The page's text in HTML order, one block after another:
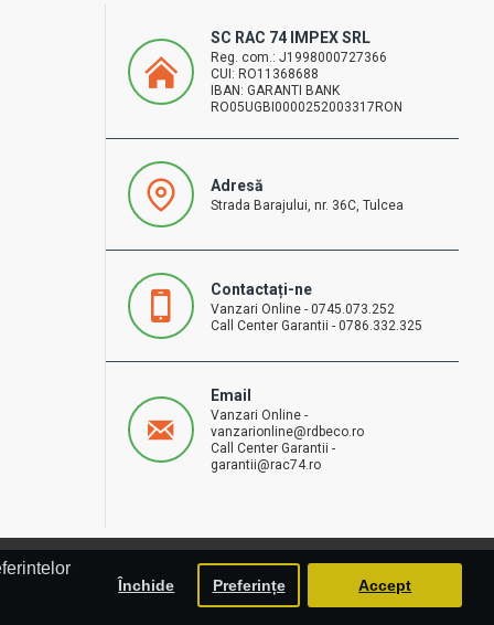
Închide Preferințe Accept
SC RAC 74 IMPEX SRL
Reg. com.: J1998000727366
CUI: RO11368688
IBAN: GARANTI BANK
RO05UGBI0000252003317RON
Adresă
Strada Barajului, nr. 36C, Tulcea
Contactați-ne
Vanzari Online - 0745.073.252
Call Center Garantii - 0786.332.325
Email
Vanzari Online -
vanzarionline@rdbeco.ro
Call Center Garantii -
garantii@rac74.ro